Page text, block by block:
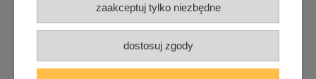
Śledzenie przesyłki DPD
Shipping abroad
Zarejestruj się /Zaloguj się
Lampomat 2017 - 2026
zaakceptuj tylko niezbędne
dostosuj zgody